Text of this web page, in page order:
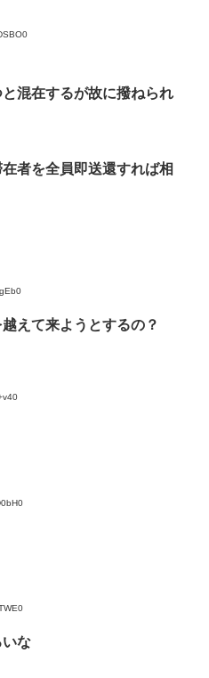
混在するが故に撥ねられ
者を全員即送還すれば相
えて来ようとするの？
な